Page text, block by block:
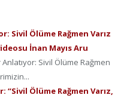
Sivil Ölüme Rağmen Varız
İnan Mayıs Aru
Sivil Ölüme Rağmen
Ölüme Rağmen Varız,